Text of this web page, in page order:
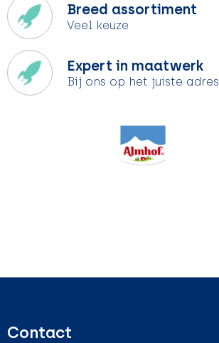
Breed assortiment
Veel keuze
Expert in maatwerk
Bij ons op het juiste adres
Contact